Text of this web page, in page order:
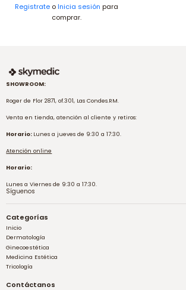
Registrate o Inicia sesión para
comprar.
SHOWROOM:
Roger de Flor 2871, of.301, Las Condes.RM.
Venta en tienda, atención al cliente y retiros:
Horario: Lunes a jueves de 9:30 a 17:30.
Atención online
Horario:
Lunes a Viernes de 9:30 a 17:30.
Síguenos
Categorías
Inicio
Dermatología
Ginecoestética
Medicina Estética
Tricología
Contáctanos